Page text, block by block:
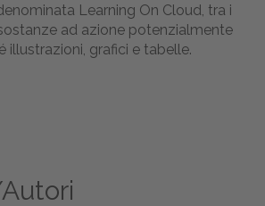
Learning On Cloud, tra i
ad azione potenzialmente
illustrazioni, grafici e tabelle.